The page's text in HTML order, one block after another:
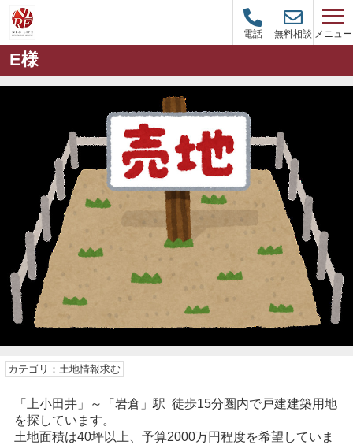
電話 無料相談 メニュー
E様
カテゴリ：土地情報求む
「上小田井」～「岩倉」駅 徒歩15分圏内で戸建建築用地
を探しています。
土地面積は40坪以上、予算2000万円程度を希望していま